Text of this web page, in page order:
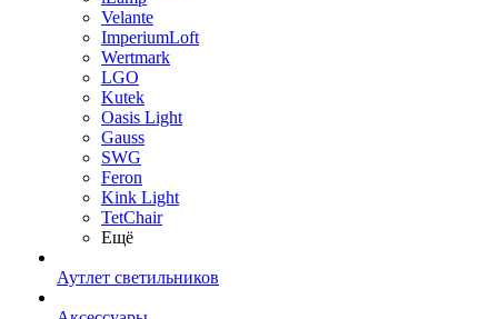
Velante
ImperiumLoft
Wertmark
LGO
Kutek
Oasis Light
Gauss
SWG
Feron
Kink Light
TetСhair
Ещё
Аутлет светильников